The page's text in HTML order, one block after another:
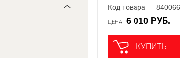
Код товара — 840066
ЦЕНА 6 010 РУБ.
КУПИТЬ